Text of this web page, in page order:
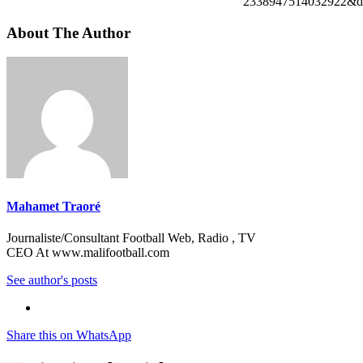
About The Author
Mahamet Traoré
Journaliste/Consultant Football Web, Radio , TV
CEO At www.malifootball.com
See author's posts
Share this on WhatsApp